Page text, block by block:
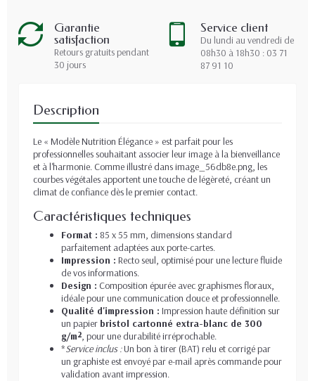
Garantie
satisfaction
Retours gratuits pendant
30 jours
Service client
Du lundi au vendredi de
08h30 à 18h30 : 03 71
87 91 10
Description
Le « Modèle Nutrition Élégance » est parfait pour les
professionnelles souhaitant associer leur image à la bienveillance
et à l'harmonie. Comme illustré dans image_56db8e.png, les
courbes végétales apportent une touche de légèreté, créant un
climat de confiance dès le premier contact.
Caractéristiques techniques
Format : 85 x 55 mm, dimensions standard
parfaitement adaptées aux porte-cartes.
Impression : Recto seul, optimisé pour une lecture fluide
de vos informations.
Design : Composition épurée avec graphismes floraux,
idéale pour une communication douce et professionnelle.
Qualité d'impression : Impression haute définition sur
un papier bristol cartonné extra-blanc de 300
g/m², pour une durabilité irréprochable.
*Service inclus :Un bon à tirer (BAT) relu et corrigé par
un graphiste est envoyé par e-mail après commande pour
validation avant impression.